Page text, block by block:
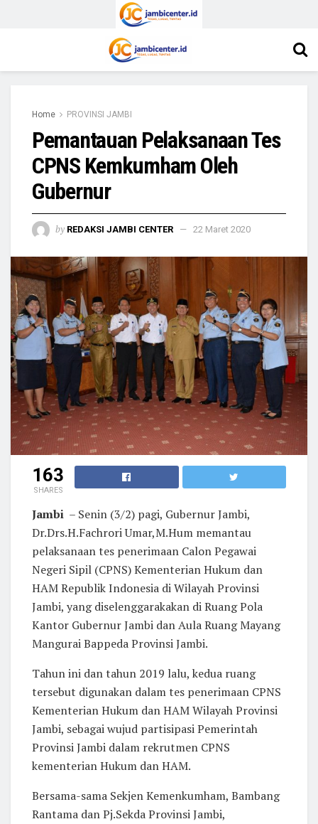
Home PROVINSI JAMBI
Pemantauan Pelaksanaan Tes
CPNS Kemkumham Oleh
Gubernur
by REDAKSI JAMBI CENTER 22 Maret 2020
163
SHARES
Jambi – Senin (3/2) pagi, Gubernur Jambi,
Dr.Drs.H.Fachrori Umar,M.Hum memantau
pelaksanaan tes penerimaan Calon Pegawai
Negeri Sipil (CPNS) Kementerian Hukum dan
HAM Republik Indonesia di Wilayah Provinsi
Jambi, yang diselenggarakakan di Ruang Pola
Kantor Gubernur Jambi dan Aula Ruang Mayang
Mangurai Bappeda Provinsi Jambi.
Tahun ini dan tahun 2019 lalu, kedua ruang
tersebut digunakan dalam tes penerimaan CPNS
Kementerian Hukum dan HAM Wilayah Provinsi
Jambi, sebagai wujud partisipasi Pemerintah
Provinsi Jambi dalam rekrutmen CPNS
kementerian Hukum dan HAM.
Bersama-sama Sekjen Kemenkumham, Bambang
Rantama dan Pj.Sekda Provinsi Jambi,